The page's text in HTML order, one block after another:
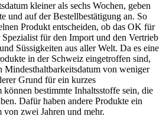
kleiner als sechs Wochen, geben
und auf der Bestellbestätigung an. So
Produkt entscheiden, ob das OK für
für den Import und den Vertrieb
Süssigkeiten aus aller Welt. Da es eine
in der Schweiz eingetroffen sind,
Mindesthaltbarkeitsdatum von weniger
Grund für ein kurzes
bestimmte Inhaltsstoffe sein, die
Dafür haben andere Produkte ein
zwei Jahren und mehr.